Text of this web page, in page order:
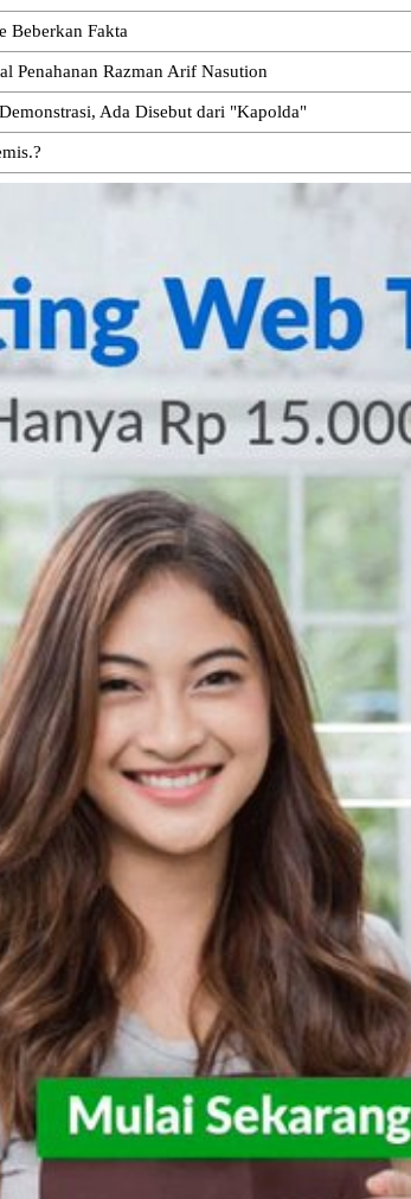
Beberkan Fakta
Penahanan Razman Arif Nasution
Ada Disebut dari "Kapolda"